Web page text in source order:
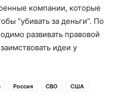
компании, которые
“убивать за деньги”. По
развивать правовой
идеи у
Россия СВО
США